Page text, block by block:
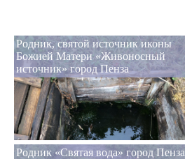
Родник, святой источник иконы
Божией Матери «Живоносный
источник» город Пенза
Родник «Святая вода» город Пенза